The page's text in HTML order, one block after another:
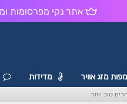
אתר נקי מפרסומות
מפות מזג אוויר מדידות
טוב יותר